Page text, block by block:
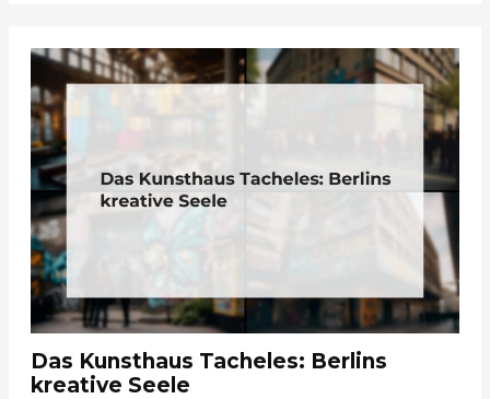
Das Kunsthaus Tacheles: Berlins
kreative Seele